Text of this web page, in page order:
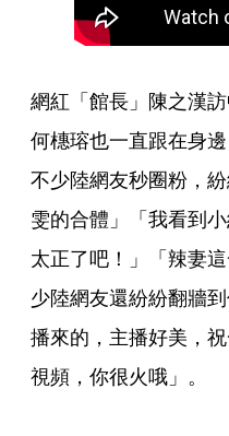
網紅「館長」陳之漢
何橞瑢也一直跟在身
不少陸網友秒圈粉，
雯的合體」「我看到
太正了吧！」「辣妻
少陸網友還紛紛翻牆
播來的，主播好美，
視頻，你很火哦」。